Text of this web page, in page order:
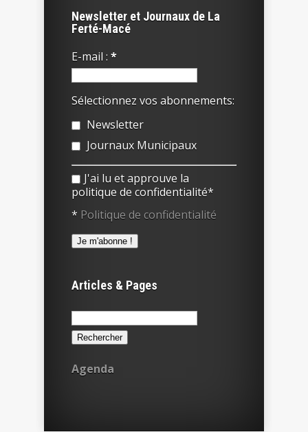
Newsletter et Journaux de La
Ferté-Macé
E-mail : *
Sélectionnez vos abonnements:
Newsletter
Journaux Municipaux
J'ai lu et approuve la
politique de confidentialité*
* Politique de confidentialité
Articles & Pages
Rechercher :
Agenda